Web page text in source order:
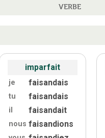
VERBE
imparfait
je faisandais
tu faisandais
il faisandait
nous faisandions